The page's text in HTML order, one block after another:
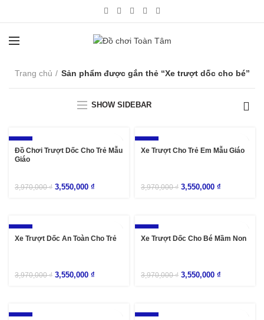
Trang chủ Sản phẩm được gắn thẻ “Xe trượt dốc cho bé”
SHOW SIDEBAR
-11%
Đồ Chơi Trượt Dốc Cho Trẻ Mẫu
Giáo
3,970,000₫ 3,550,000 ₫
-11%
Xe Trượt Cho Trẻ Em Mẫu Giáo
3,970,000₫ 3,550,000 ₫
-11%
Xe Trượt Dốc An Toàn Cho Trẻ
3,970,000₫ 3,550,000 ₫
-11%
Xe Trượt Dốc Cho Bé Mầm Non
3,970,000₫ 3,550,000 ₫
-11% -11%